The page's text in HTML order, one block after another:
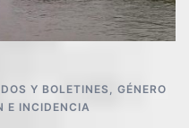
Y BOLETINES , GÉNERO
E INCIDENCIA